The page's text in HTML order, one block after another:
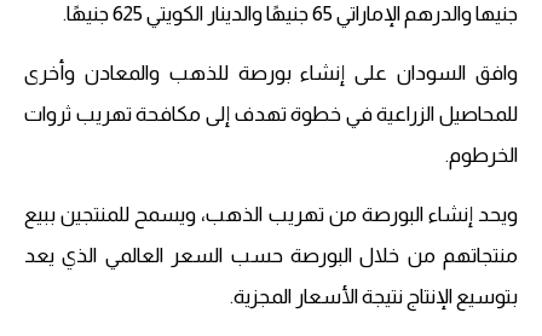
جنيها والدرهم الإماراتي 65 جنيهًا والدينار الكويتي 625 جنيهًا.
وافق السودان على إنشاء بورصة للذهب والمعادن وأخرى
للمحاصيل الزراعية في خطوة تهدف إلى مكافحة تهريب ثروات
الخرطوم.
ويحد إنشاء البورصة من تهريب الذهب، ويسمح للمنتجين ببيع
منتجاتهم من خلال البورصة حسب السعر العالمي الذي يعد
بتوسيع الإنتاج نتيجة الأسعار المجزية.